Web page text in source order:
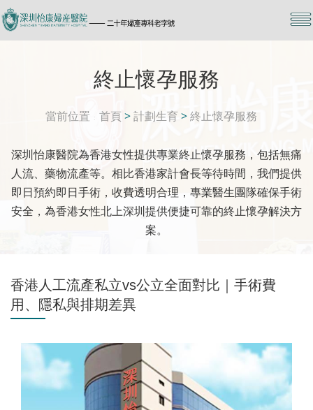
終止懷孕服務
當前位置 首頁 >計劃生育>終止懷孕服務
深圳怡康醫院為香港女性提供專業終止懷孕服務，包括無痛
人流、藥物流產等。相比香港家計會長等待時間，我們提供
即日預約即日手術，收費透明合理，專業醫生團隊確保手術
安全，為香港女性北上深圳提供便捷可靠的終止懷孕解決方
案。
香港人工流產私立vs公立全面對比｜手術費
用、隱私與排期差異